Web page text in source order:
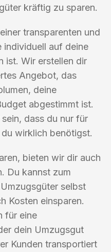
kräftig zu sparen.
transparenten und
individuell auf deine
ist. Wir erstellen dir
Angebot, das
deine
abgestimmt ist.
dass du nur für
wirklich benötigst.
bieten wir dir auch
Du kannst zum
selbst
Kosten einsparen.
für eine
dein Umzugsgut
Kunden transportiert